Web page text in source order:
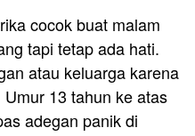
cocok buat malam
tapi tetap ada hati.
atau keluarga karena
13 tahun ke atas
adegan panik di